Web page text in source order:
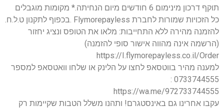
תוקף דרכון מינימום 6 חודשים מיום הנחיתה.* מקומות מוגבלים
כל הזכויות שמורות לחברת Flymorepayless .בכפוף לתקנון ט.ל.ח.
להזמנה מהירה ללא התחייבות: מלאו את הטופס ונציג יחזור
(הרשמה אינה מהווה אישור סופי להזמנה)
https://I.flymorepayless.co.il/Order
למענה מהיר בווטסאפ לחצו על הלינק או שלחו וואטסאפ למספר
0733744555 :
https://wa.me/972733744555
עקבו אחרינו גם באינסטגרם! ותהנו משלל הטבות שקיימות רק